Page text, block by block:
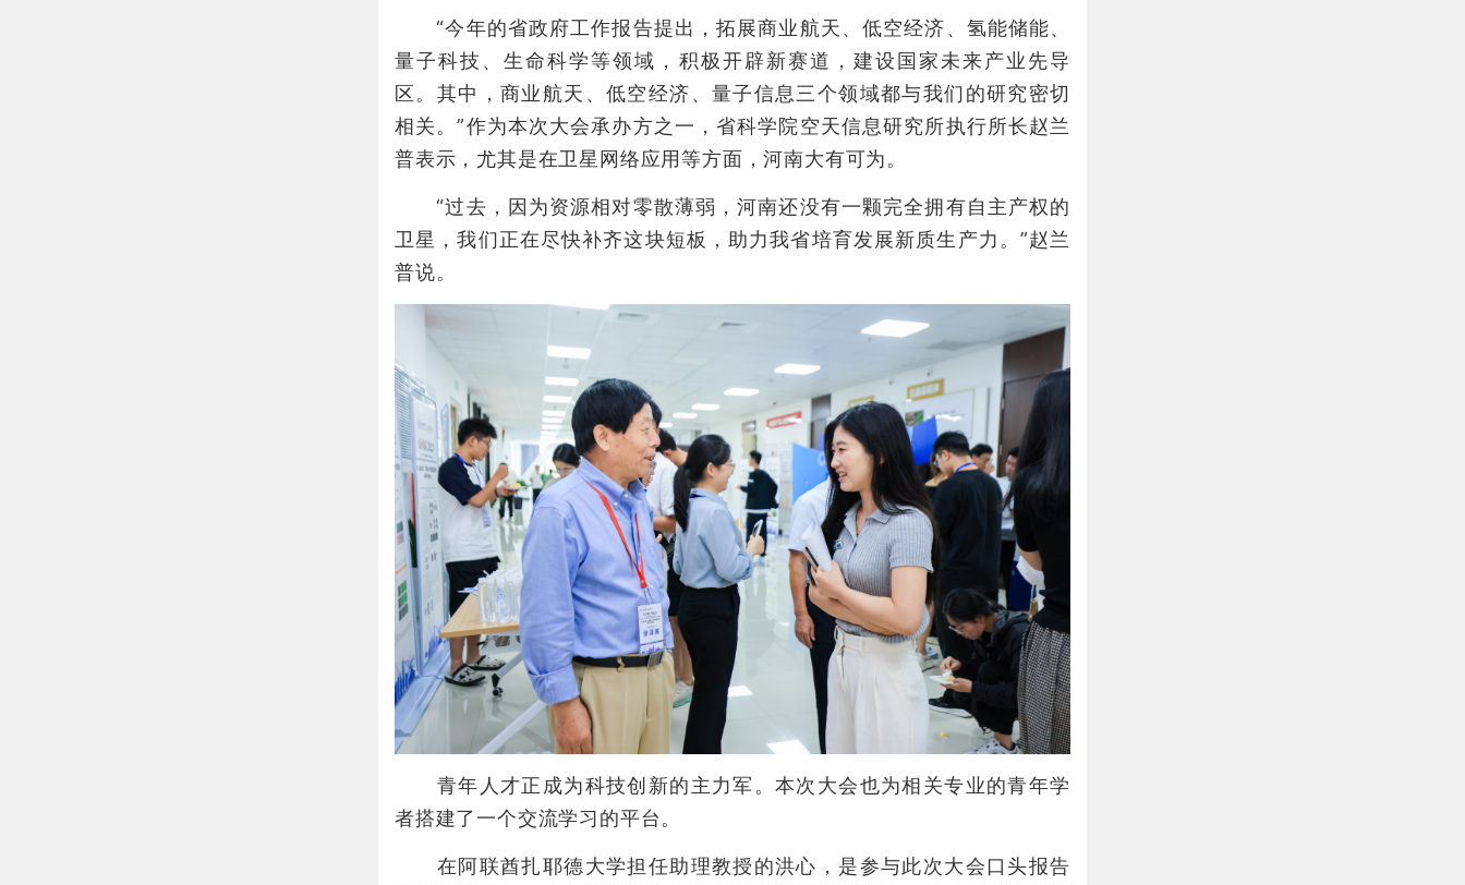
“今年的省政府工作报告提出，拓展商业航天、低空经济、氢能储能、
量子科技、生命科学等领域，积极开辟新赛道，建设国家未来产业先导
区。其中，商业航天、低空经济、量子信息三个领域都与我们的研究密切
相关。”作为本次大会承办方之一，省科学院空天信息研究所执行所长赵兰
普表示，尤其是在卫星网络应用等方面，河南大有可为。
“过去，因为资源相对零散薄弱，河南还没有一颗完全拥有自主产权的
卫星，我们正在尽快补齐这块短板，助力我省培育发展新质生产力。”赵兰
普说。
青年人才正成为科技创新的主力军。本次大会也为相关专业的青年学
者搭建了一个交流学习的平台。
在阿联酋扎耶德大学担任助理教授的洪心，是参与此次大会口头报告